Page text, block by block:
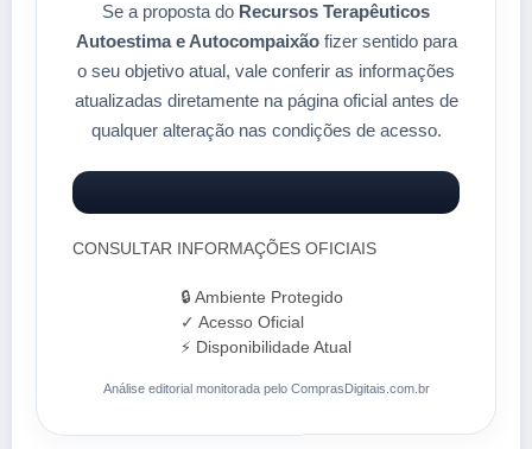
Se a proposta do Recursos Terapêuticos
Autoestima e Autocompaixãofizer sentido para
o seu objetivo atual, vale conferir as informações
atualizadas diretamente na página oficial antes de
qualquer alteração nas condições de acesso.
CONSULTAR INFORMAÇÕES OFICIAIS
🔒 Ambiente Protegido
✓ Acesso Oficial
⚡ Disponibilidade Atual
Análise editorial monitorada pelo ComprasDigitais.com.br